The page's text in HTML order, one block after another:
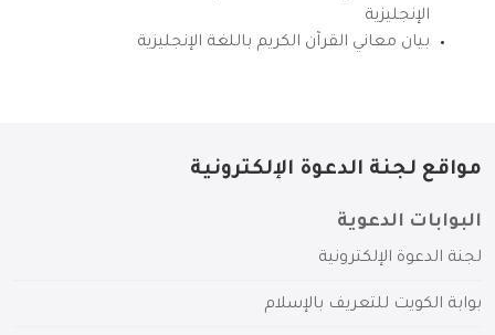
الإنجليزية
بيان معاني القرآن الكريم باللغة الإنجليزية
مواقع لجنة الدعوة الإلكترونية
البوابات الدعوية
لجنة الدعوة الإلكترونية
بوابة الكويت للتعريف بالإسلام